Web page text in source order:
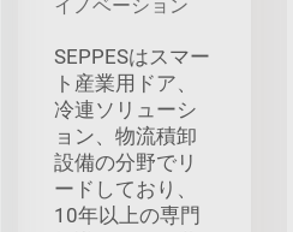
イノベーション
SEPPESはスマー
ト産業用ドア、
冷連ソリューシ
ョン、物流積卸
設備の分野でリ
ードしており、
10年以上の専門